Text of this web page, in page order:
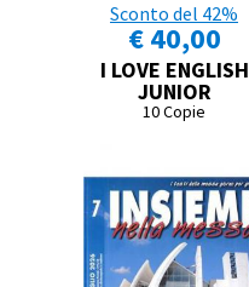
Sconto del 42%
€ 40,00
I LOVE ENGLISH
JUNIOR
10 Copie